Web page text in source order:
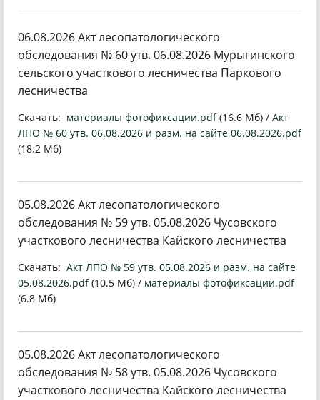
06.08.2026 Акт лесопатологического
обследования № 60 утв. 06.08.2026 Мурыгинского
сельского участкового лесничества Паркового
лесничества
Скачать: материалы фотофиксации.pdf(16.6 Мб) / Акт
ЛПО № 60 утв. 06.08.2026 и разм. на сайте 06.08.2026.pdf
(18.2 Мб)
05.08.2026 Акт лесопатологического
обследования № 59 утв. 05.08.2026 Чусовского
участкового лесничества Кайского лесничества
Скачать: Акт ЛПО № 59 утв. 05.08.2026 и разм. на сайте
05.08.2026.pdf(10.5 Мб) / материалы фотофиксации.pdf
(6.8 Мб)
05.08.2026 Акт лесопатологического
обследования № 58 утв. 05.08.2026 Чусовского
участкового лесничества Кайского лесничества